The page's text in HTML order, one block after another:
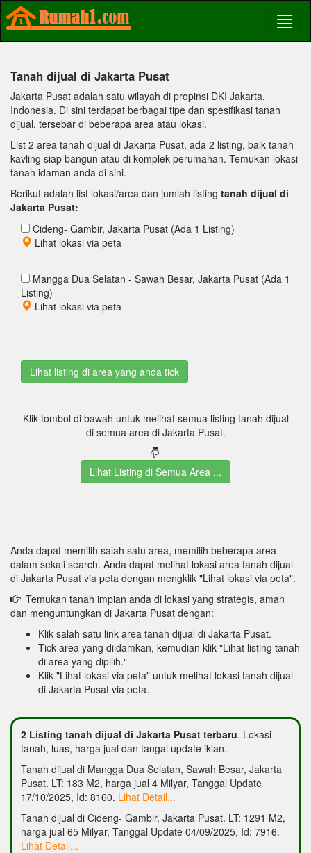
Tanah dijual di Jakarta Pusat
Jakarta Pusat adalah satu wilayah di propinsi DKI Jakarta,
Indonesia. Di sini terdapat berbagai tipe dan spesifikasi tanah
dijual, tersebar di beberapa area atau lokasi.
List 2 area tanah dijual di Jakarta Pusat, ada 2 listing, baik tanah
kavling siap bangun atau di komplek perumahan. Temukan lokasi
tanah idaman anda di sini.
Berikut adalah list lokasi/area dan jumlah listing tanah dijual di
Jakarta Pusat:
Cideng- Gambir, Jakarta Pusat (Ada 1 Listing)
Lihat lokasi via peta
Mangga Dua Selatan - Sawah Besar, Jakarta Pusat (Ada 1
Listing)
Lihat lokasi via peta
Klik tombol di bawah untuk melihat semua listing tanah dijual
di semua area di Jakarta Pusat.
Lihat Listing di Semua Area ...
Anda dapat memilih salah satu area, memilih beberapa area
dalam sekali search. Anda dapat melihat lokasi area tanah dijual
di Jakarta Pusat via peta dengan mengklik "Lihat lokasi via peta".
Temukan tanah impian anda di lokasi yang strategis, aman
dan menguntungkan di Jakarta Pusat dengan:
Klik salah satu link area tanah dijual di Jakarta Pusat.
Tick area yang diidamkan, kemudian klik "Lihat listing tanah
di area yang dipilih."
Klik "Lihat lokasi via peta" untuk melihat lokasi tanah dijual
di Jakarta Pusat via peta.
2 Listing tanah dijual di Jakarta Pusat terbaru. Lokasi
tanah, luas, harga jual dan tangal update iklan.
Tanah dijual di Mangga Dua Selatan, Sawah Besar, Jakarta
Pusat. LT: 183 M2, harga jual 4 Milyar, Tanggal Update
17/10/2025, Id: 8160. Lihat Detail...
Tanah dijual di Cideng- Gambir, Jakarta Pusat. LT: 1291 M2,
harga jual 65 Milyar, Tanggal Update 04/09/2025, Id: 7916.
Lihat Detail...